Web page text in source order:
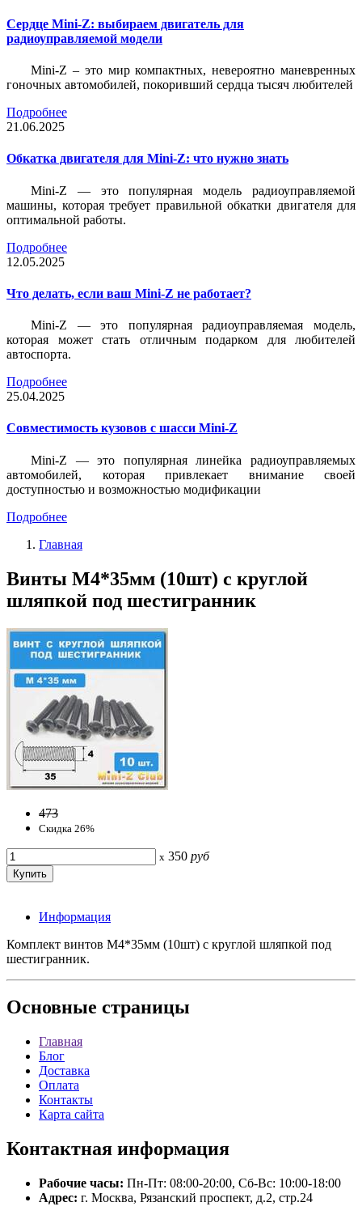
Сердце Mini-Z: выбираем двигатель для
радиоуправляемой модели
Mini-Z – это мир компактных, невероятно маневренных
гоночных автомобилей, покоривший сердца тысяч любителей
Подробнее
21.06.2025
Обкатка двигателя для Mini-Z: что нужно знать
Mini-Z — это популярная модель радиоуправляемой
машины, которая требует правильной обкатки двигателя для
оптимальной работы.
Подробнее
12.05.2025
Что делать, если ваш Mini-Z не работает?
Mini-Z — это популярная радиоуправляемая модель,
которая может стать отличным подарком для любителей
автоспорта.
Подробнее
25.04.2025
Совместимость кузовов с шасси Mini-Z
Mini-Z — это популярная линейка радиоуправляемых
автомобилей, которая привлекает внимание своей
доступностью и возможностью модификации
Подробнее
Главная
Винты М4*35мм (10шт) с круглой
шляпкой под шестигранник
473
Скидка 26%
x 350 руб
Информация
Комплект винтов М4*35мм (10шт) с круглой шляпкой под
шестигранник.
Основные страницы
Главная
Блог
Доставка
Оплата
Контакты
Карта сайта
Контактная информация
Рабочие часы: Пн-Пт: 08:00-20:00, Сб-Вс: 10:00-18:00
Адрес: г. Москва, Рязанский проспект, д.2, стр.24